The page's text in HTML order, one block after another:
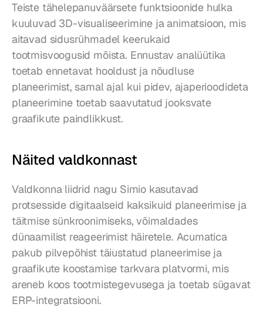
Teiste tähelepanuväärsete funktsioonide hulka
kuuluvad 3D-visualiseerimine ja animatsioon, mis
aitavad sidusrühmadel keerukaid
tootmisvoogusid mõista. Ennustav analüütika
toetab ennetavat hooldust ja nõudluse
planeerimist, samal ajal kui pidev, ajaperioodideta
planeerimine toetab saavutatud jooksvate
graafikute paindlikkust.
Näited valdkonnast
Valdkonna liidrid nagu Simio kasutavad
protsesside digitaalseid kaksikuid planeerimise ja
täitmise sünkroonimiseks, võimaldades
dünaamilist reageerimist häiretele. Acumatica
pakub pilvepõhist täiustatud planeerimise ja
graafikute koostamise tarkvara platvormi, mis
areneb koos tootmistegevusega ja toetab sügavat
ERP-integratsiooni.